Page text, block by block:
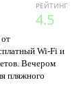
РЕЙТИНГ
4.5
Wi-Fi и
Вечером
пляжного